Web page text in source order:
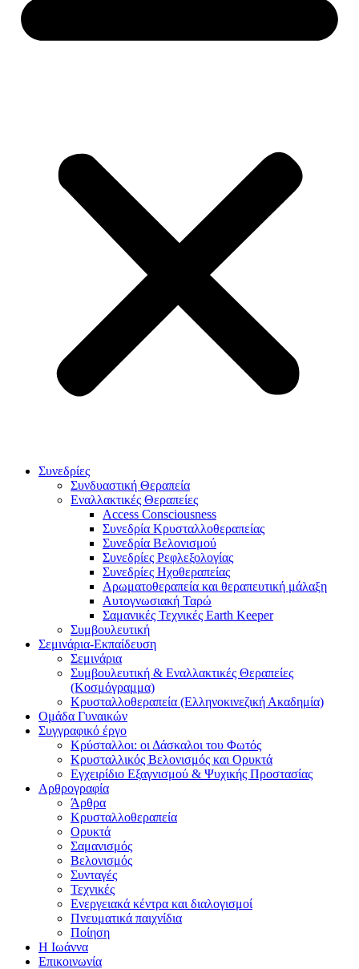
Συνεδρίες
Συνδυαστική Θεραπεία
Εναλλακτικές Θεραπείες
Access Consciousness
Συνεδρία Κρυσταλλοθεραπείας
Συνεδρία Βελονισμού
Συνεδρίες Ρεφλεξολογίας
Συνεδρίες Ηχοθεραπείας
Αρωματοθεραπεία και θεραπευτική μάλαξη
Αυτογνωσιακή Ταρώ
Σαμανικές Τεχνικές Earth Keeper
Συμβουλευτική
Σεμινάρια-Εκπαίδευση
Σεμινάρια
Συμβουλευτική & Εναλλακτικές Θεραπείες
(Κοσμόγραμμα)
Κρυσταλλοθεραπεία (Ελληνοκινεζική Ακαδημία)
Ομάδα Γυναικών
Συγγραφικό έργο
Κρύσταλλοι: οι Δάσκαλοι του Φωτός
Κρυσταλλικός Βελονισμός και Ορυκτά
Εγχειρίδιο Εξαγνισμού & Ψυχικής Προστασίας
Αρθρογραφία
Άρθρα
Κρυσταλλοθεραπεία
Ορυκτά
Σαμανισμός
Βελονισμός
Συνταγές
Τεχνικές
Ενεργειακά κέντρα και διαλογισμοί
Πνευματικά παιχνίδια
Ποίηση
Η Ιωάννα
Επικοινωνία